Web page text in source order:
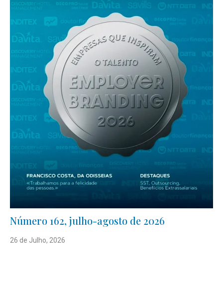
Número 162, julho-agosto de 2026
26 de Julho, 2026